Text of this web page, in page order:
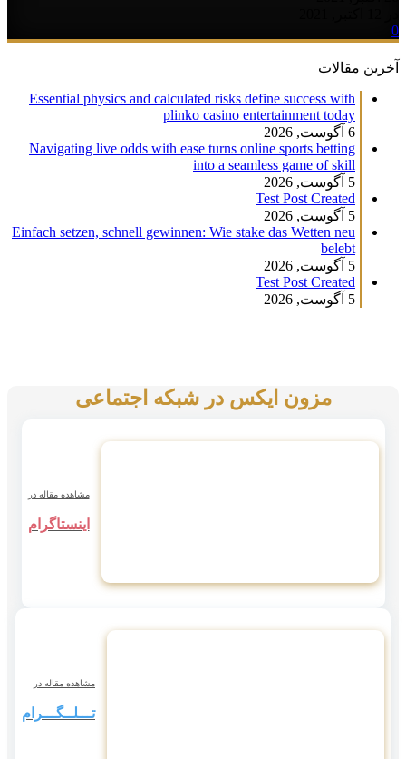
Essential physics and calculated risks define success
plinko casino entertainment
Navigating live odds with ease turns online sports
into a seamless game of
Test Post
Einfach setzen, schnell gewinnen: Wie stake das Wetten
Test Post
مزون ایکس در شبکه اجتماعی
مشاهده مقاله در
اینستاگرام
مشاهده مقاله در
تـــلــگـــرام